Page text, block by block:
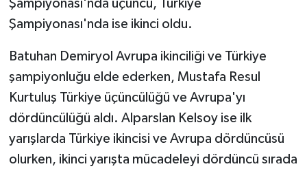
Şampiyonası'nda üçüncü, Türkiye
Şampiyonası'nda ise ikinci oldu.
Batuhan Demiryol Avrupa ikinciliği ve Türkiye
şampiyonluğu elde ederken, Mustafa Resul
Kurtuluş Türkiye üçüncülüğü ve Avrupa'yı
dördüncülüğü aldı. Alparslan Kelsoy ise ilk
yarışlarda Türkiye ikincisi ve Avrupa dördüncüsü
olurken, ikinci yarışta mücadeleyi dördüncü sırada